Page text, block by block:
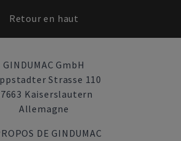
Retour en haut
GINDUMAC GmbH
Strasse 110
Kaiserslautern
Allemagne
DE GINDUMAC